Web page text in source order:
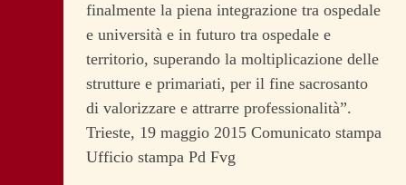
finalmente la piena integrazione tra ospedale
e università e in futuro tra ospedale e
territorio, superando la moltiplicazione delle
strutture e primariati, per il fine sacrosanto
di valorizzare e attrarre professionalità”.
Trieste, 19 maggio 2015 Comunicato stampa
Ufficio stampa Pd Fvg